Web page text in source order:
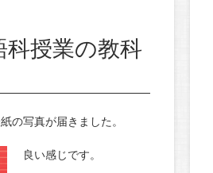
科授業の教科
の写真が届きました。
良い感じです。